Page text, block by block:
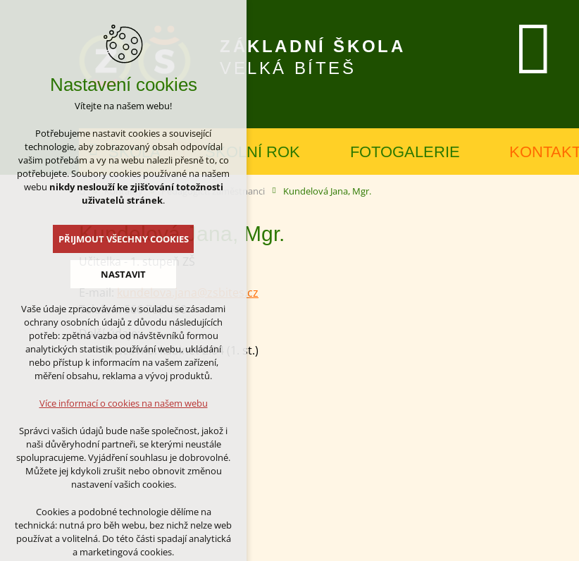
ZÁKLADNÍ ŠKOLA
VELKÁ BÍTEŠ
ŠKOLA ŠKOLNÍ ROK FOTOGALERIE
Kontakty Pedagogičtí zaměstnanci Kundelová Jana, Mgr.
Kundelová Jana, Mgr.
Učitelka - 1. stupeň ZŠ
E-mail: kundelova.jana@zsbites.cz
Telefon:566 789 460
Další údaje:
Pracovna: kabinet 2.04 (1. st.)
Nastavení cookies
Vítejte na našem webu!
Potřebujeme nastavit cookies a související
technologie, aby zobrazovaný obsah odpovídal
vašim potřebám a vy na webu nalezli přesně to, co
potřebujete. Soubory cookies používané na našem
webu nikdy neslouží ke zjišťování totožnosti
uživatelů stránek.
PŘIJMOUT VŠECHNY COOKIES
NASTAVIT
Technická cookies
nutná pro provozování webu
udržení kontextu stránek (session):
případná přihlášení, volby jazyka, apod.
Volitelná cookies
analytická pro anonymizované
vyhodnocení návštěvnosti
marketingová cookies (Google)
Více informací o cookies na našem webu
ODMÍTNOUT VŠE
Vaše údaje zpracováváme v souladu se zásadami
ochrany osobních údajů z důvodu následujících
potřeb: zpětná vazba od návštěvníků formou
analytických statistik používání webu, ukládání
nebo přístup k informacím na vašem zařízení,
měření obsahu, reklama a vývoj produktů.
Více informací o cookies na našem webu
Správci vašich údajů bude naše společnost, jakož i
naši důvěryhodní partneři, se kterými neustále
spolupracujeme. Vyjádření souhlasu je dobrovolné.
Můžete jej kdykoli zrušit nebo obnovit změnou
nastavení vašich cookies.
Cookies a podobné technologie dělíme na
technická: nutná pro běh webu, bez nichž nelze web
používat a volitelná. Do této části spadají analytická
a marketingová cookies.